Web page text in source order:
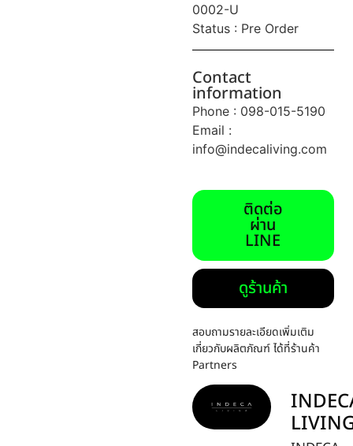
0002-U
Status : Pre Order
Contact
information
Phone : 098-015-5190
Email :
info@indecaliving.com
ติดต่อ
ผ่าน
LINE
ดูร้านค้า
สอบถามรายละเอียดเพิ่มเติม
เกี่ยวกับผลิตภัณฑ์ ได้ที่ร้านค้า
Partners